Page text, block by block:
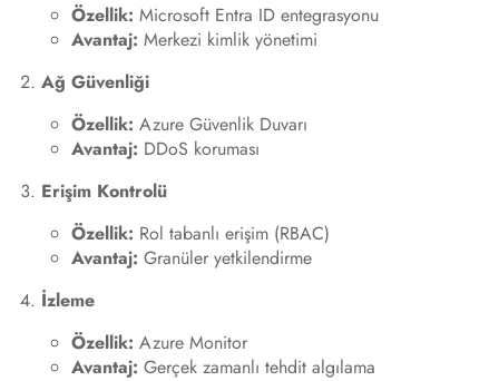
Özellik: Microsoft Entra ID entegrasyonu
Avantaj: Merkezi kimlik yönetimi
Ağ Güvenliği
Özellik: Azure Güvenlik Duvarı
Avantaj: DDoS koruması
Erişim Kontrolü
Özellik: Rol tabanlı erişim (RBAC)
Avantaj: Granüler yetkilendirme
İzleme
Özellik: Azure Monitor
Avantaj: Gerçek zamanlı tehdit algılama